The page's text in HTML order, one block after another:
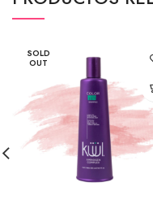
SOLD
OUT